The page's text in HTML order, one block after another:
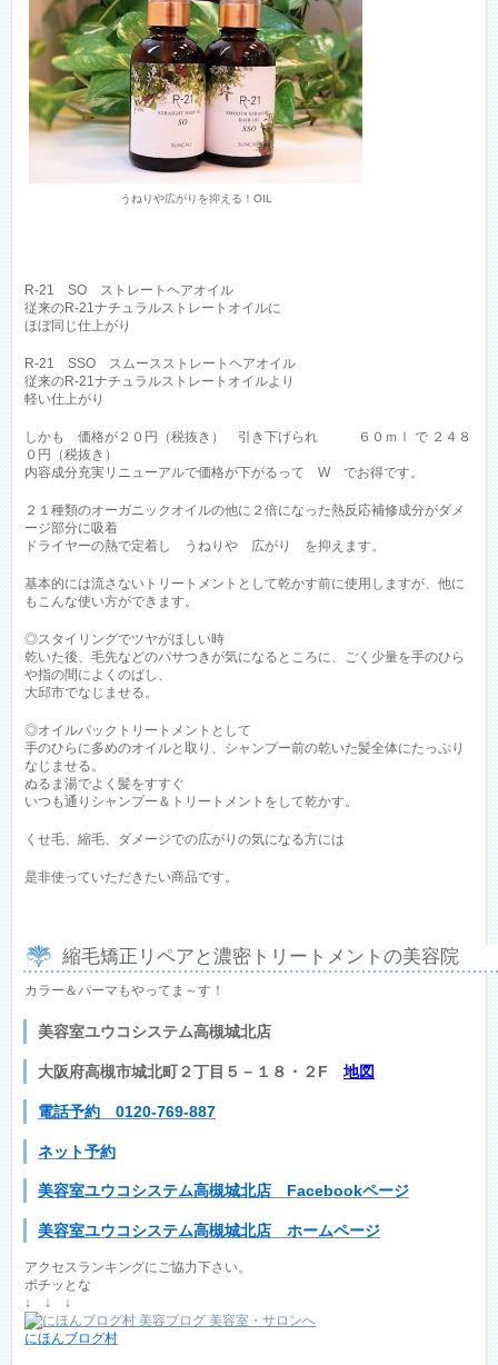
うねりや広がりを抑える！OIL
R-21 SO ストレートヘアオイル
従来のR-21ナチュラルストレートオイルに
ほぼ同じ仕上がり
R-21 SSO スムースストレートヘアオイル
従来のR-21ナチュラルストレートオイルより
軽い仕上がり
しかも 価格が２０円（税抜き） 引き下げられ ６０ｍｌ で ２４８
０円（税抜き）
内容成分充実リニューアルで価格が下がるって W でお得です。
２１種類のオーガニックオイルの他に２倍になった熱反応補修成分がダメ
ージ部分に吸着
ドライヤーの熱で定着し うねりや 広がり を抑えます。
基本的には流さないトリートメントとして乾かす前に使用しますが、他に
もこんな使い方ができます。
◎スタイリングでツヤがほしい時
乾いた後、毛先などのパサつきが気になるところに、ごく少量を手のひら
や指の間によくのばし、
大邱市でなじませる。
◎オイルパックトリートメントとして
手のひらに多めのオイルと取り、シャンプー前の乾いた髪全体にたっぷり
なじませる。
ぬるま湯でよく髪をすすぐ
いつも通りシャンプー＆トリートメントをして乾かす。
くせ毛、縮毛、ダメージでの広がりの気になる方には
是非使っていただきたい商品です。
縮毛矯正リペアと濃密トリートメントの美容院
カラー＆パーマもやってま～す！
美容室ユウコシステム高槻城北店
大阪府高槻市城北町２丁目５－１８・２F 地図
電話予約 0120-769-887
ネット予約
美容室ユウコシステム高槻城北店 Facebookページ
美容室ユウコシステム高槻城北店 ホームページ
アクセスランキングにご協力下さい。
ポチッとな
↓ ↓ ↓
にほんブログ村